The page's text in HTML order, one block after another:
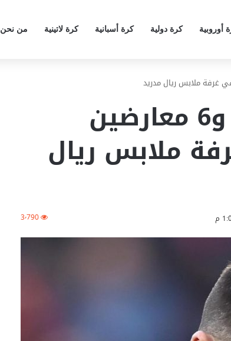
أوروبية كرة دولية كرة أسبانية كرة لاتينية من نحن
خمسة لاعبين مؤيدين و6 معارضين
ملابس ريال
3٬790